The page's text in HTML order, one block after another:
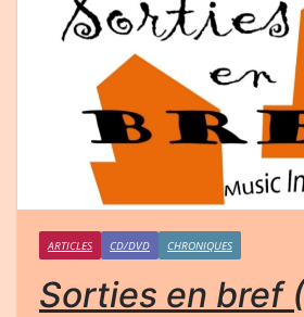
ARTICLES CD/DVD CHRONIQUES
Sorties en bref